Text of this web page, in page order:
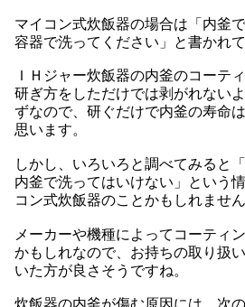
マイコン式炊飯器の場合は「内釜
容器で洗ってください」と書かれて
ＩＨジャー炊飯器の内釜のコーテ
研ぎ方をしただけでは剥がれない
ずなので、研ぐだけで内釜の寿命
思います。
しかし、いろいろと調べてみると
内釜で洗ってはいけない」という
コン式炊飯器のことかもしれません
メーカーや機種によってコーティ
かもしれなので、お持ちの取り扱
いた方が良さそうですね。